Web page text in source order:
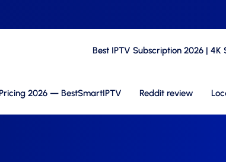
Best IPTV Subscription 2026 |
2026 — BestSmartIPTV Reddit review